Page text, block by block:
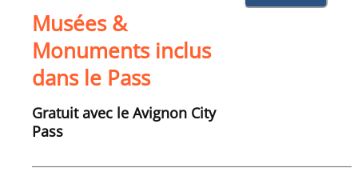
Musées &
Monuments inclus
dans le Pass
Gratuit avec le Avignon City
Pass